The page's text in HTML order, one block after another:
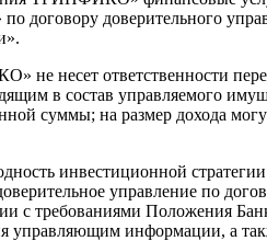
доверительного
несет ответственности
в состав управляемого
суммы; на размер дохода
инвестиционной
управление по
с требованиями Положения
управляющим информации, а